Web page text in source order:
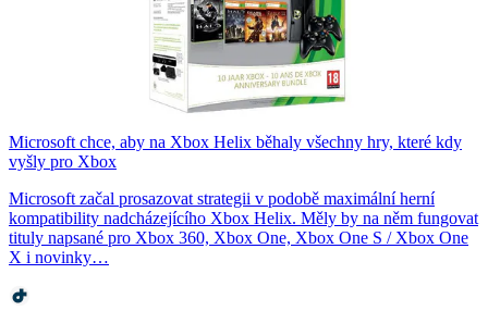
Microsoft chce, aby na Xbox Helix běhaly všechny hry, které kdy
vyšly pro Xbox
Microsoft začal prosazovat strategii v podobě maximální herní
kompatibility nadcházejícího Xbox Helix. Měly by na něm fungovat
tituly napsané pro Xbox 360, Xbox One, Xbox One S / Xbox One
X i novinky…